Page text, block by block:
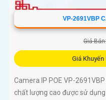
VP-2691VBP
Giá
Giá
Camera IP POE VP-
chất lượng cao được sử